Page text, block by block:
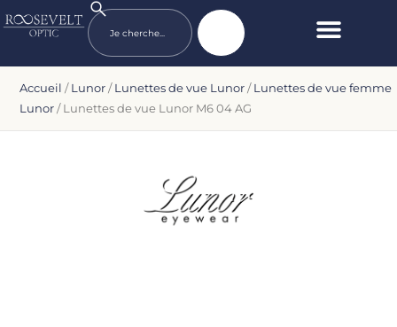
Accueil /Lunor/Lunettes de vue Lunor/Lunettes de vue femme
Lunor/ Lunettes de vue Lunor M6 04 AG